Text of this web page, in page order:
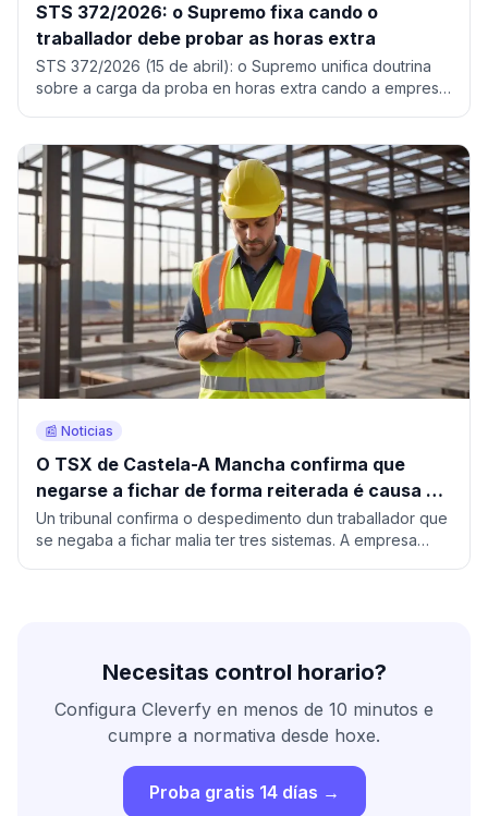
STS 372/2026: o Supremo fixa cando o
traballador debe probar as horas extra
STS 372/2026 (15 de abril): o Supremo unifica doutrina
sobre a carga da proba en horas extra cando a empresa
📰 Noticias
O TSX de Castela-A Mancha confirma que
negarse a fichar de forma reiterada é causa de
despedimento procedente
Un tribunal confirma o despedimento dun traballador que
se negaba a fichar malia ter tres sistemas. A empresa
Necesitas control horario?
Configura Cleverfy en menos de 10 minutos e
cumpre a normativa desde hoxe.
Proba gratis 14 días →